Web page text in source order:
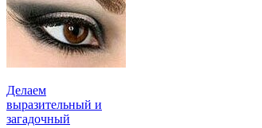
Делаем
выразительный и
загадочный